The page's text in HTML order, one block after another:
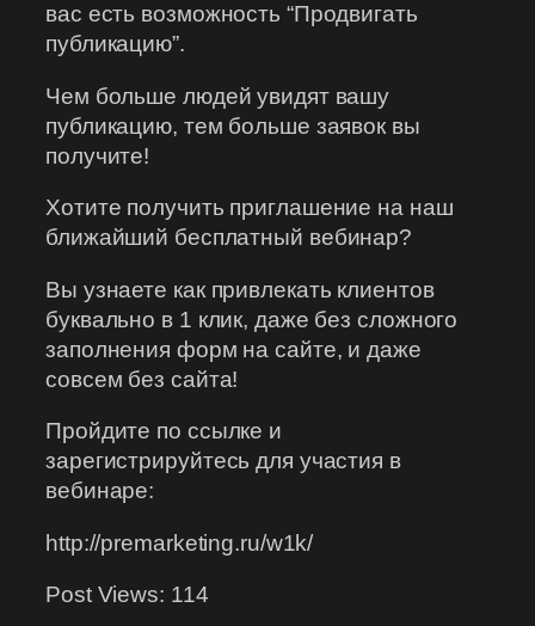
вас есть возможность “Продвигать
публикацию”.
Чем больше людей увидят вашу
публикацию, тем больше заявок вы
получите!
Хотите получить приглашение на наш
ближайший бесплатный вебинар?
Вы узнаете как привлекать клиентов
буквально в 1 клик, даже без сложного
заполнения форм на сайте, и даже
совсем без сайта!
Пройдите по ссылке и
зарегистрируйтесь для участия в
вебинаре:
http://premarketing.ru/w1k/
Post Views: 114